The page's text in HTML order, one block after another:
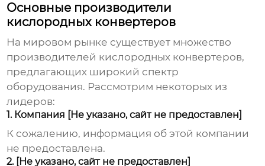
Основные производители
кислородных конвертеров
На мировом рынке существует множество
производителей кислородных конвертеров,
предлагающих широкий спектр
оборудования. Рассмотрим некоторых из
лидеров:
1. Компания [Не указано, сайт не предоставлен]
К сожалению, информация об этой компании
не предоставлена.
2. [Не указано, сайт не предоставлен]